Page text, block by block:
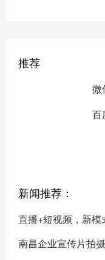
推荐
微
百
新闻推荐：
直播+短视频，新模
南昌企业宣传片拍